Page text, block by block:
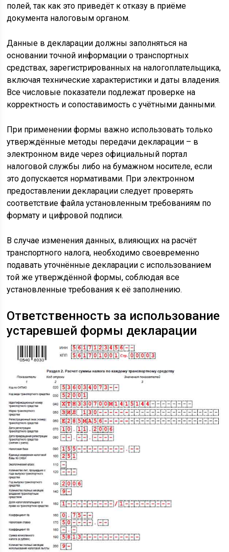
полей, так как это приведёт к отказу в приёме
документа налоговым органом.
Данные в декларации должны заполняться на
основании точной информации о транспортных
средствах, зарегистрированных на налогоплательщика,
включая технические характеристики и даты владения.
Все числовые показатели подлежат проверке на
корректность и сопоставимость с учётными данными.
При применении формы важно использовать только
утверждённые методы передачи декларации – в
электронном виде через официальный портал
налоговой службы либо на бумажном носителе, если
это допускается нормативами. При электронном
предоставлении декларации следует проверять
соответствие файла установленным требованиям по
формату и цифровой подписи.
В случае изменения данных, влияющих на расчёт
транспортного налога, необходимо своевременно
подавать уточнённые декларации с использованием
той же утверждённой формы, соблюдая все
установленные требования к её заполнению.
Ответственность за использование
устаревшей формы декларации